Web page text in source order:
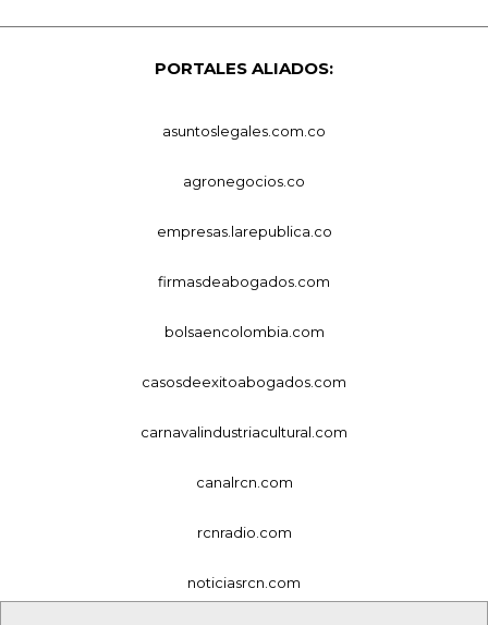
PORTALES ALIADOS:
asuntoslegales.com.co
agronegocios.co
empresas.larepublica.co
firmasdeabogados.com
bolsaencolombia.com
casosdeexitoabogados.com
carnavalindustriacultural.com
canalrcn.com
rcnradio.com
noticiasrcn.com